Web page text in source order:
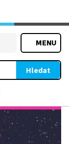
MENU
Hledat